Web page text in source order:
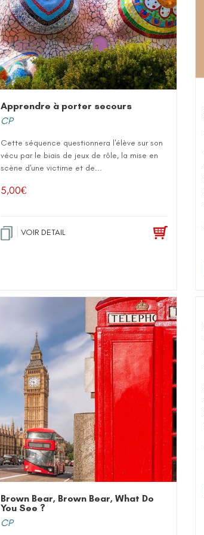
Apprendre à porter secours
CP
Cette séquence questionnera l'élève sur son
vécu par le biais de jeux de rôle, la mise en
scène d'une victime et de...
5,00€
VOIR DETAIL
Brown Bear, Brown Bear, What Do
You See ?
CP